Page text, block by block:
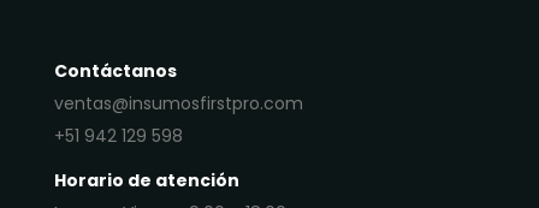
Contáctanos
ventas@insumosfirstpro.com
+51 942 129 598
Horario de atención